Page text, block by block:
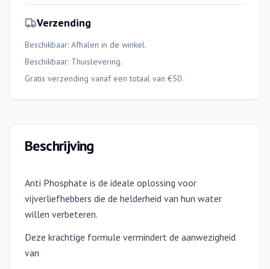
Verzending
Beschikbaar: Afhalen in de winkel.
Beschikbaar: Thuislevering.
Gratis verzending vanaf een totaal van €50.
Beschrijving
Anti Phosphate is de ideale oplossing voor
vijverliefhebbers die de helderheid van hun water
willen verbeteren.
Deze krachtige formule vermindert de aanwezigheid
van